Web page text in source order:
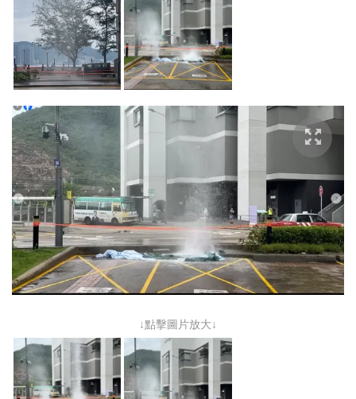
↓點擊圖片放大↓